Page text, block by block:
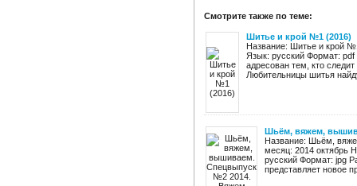
Смотрите также по теме:
Шитье и крой №1 (2016)
Название: Шитье и крой
Язык: русский Формат:
адресован тем, кто
Любительницы шитья
Шьём, вяжем,
Название: Шьём,
месяц: 2014 октябрь
русский Формат: jpg
представляет новое